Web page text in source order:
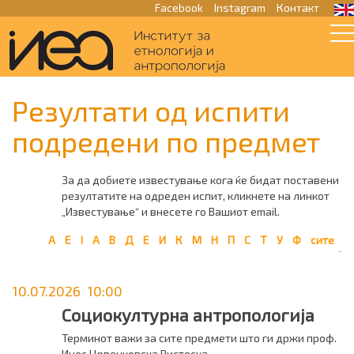
Facebook Instagram Контакт
Резултати од испити
подредени по предмет
За да добиете известување кога ќе бидат поставени
резултатите на одреден испит, кликнете на линкот
„Известување“ и внесете го Вашиот email.
A E I А В Д Е И К М Н П С Т У Ф сите
10.07.2026 10:00
Социокултурна антропологија
Терминот важи за сите предмети што ги држи проф.